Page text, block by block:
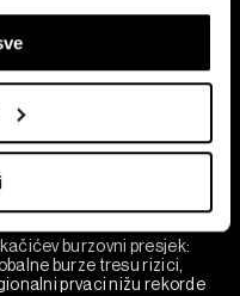
od nekoliko metara
što ćemo aktivno
("uzimanje
te postaviti svoje
u svakom trenutku
WIN ARENA SPORT
burzovni presjek:
burze tresu rizici,
prvaci nižu rekorde